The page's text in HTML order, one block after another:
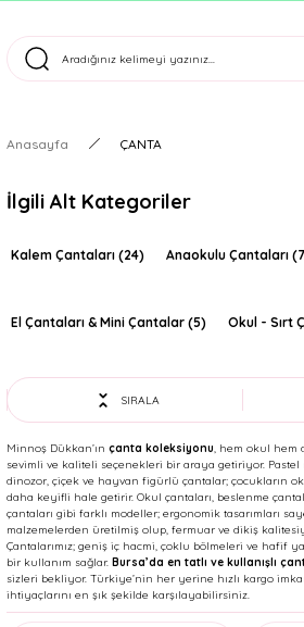
Tüm Siparişler Aynı Gün
Anasayfa ÇANTA
İlgili Alt Kategoriler
Kalem Çantaları (24) Anaokulu Çantaları
El Çantaları & Mini Çantalar (5) Okul - Sırt
SIRALA
Minnoş Dükkan’ın çanta koleksiyonu, hem okul hem
sevimli ve kaliteli seçenekleri bir araya getiriyor.
dinozor, çiçek ve hayvan figürlü çantalar; çocukların
daha keyifli hale getirir. Okul çantaları, beslenme
çantaları gibi farklı modeller; ergonomik tasarımları
malzemelerden üretilmiş olup, fermuar ve dikiş
Çantalarımız; geniş iç hacmi, çoklu bölmeleri ve hafif
bir kullanım sağlar. Bursa’da en tatlı ve kullanışlı
sizleri bekliyor. Türkiye’nin her yerine hızlı kargo
ihtiyaçlarını en şık şekilde karşılayabilirsiniz.